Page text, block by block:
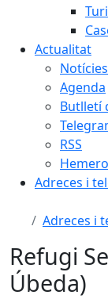
Actualitat
Notícies
Agenda
Butlletí
RSS
Adreces i
Adreces i
Refugi
Úbeda)